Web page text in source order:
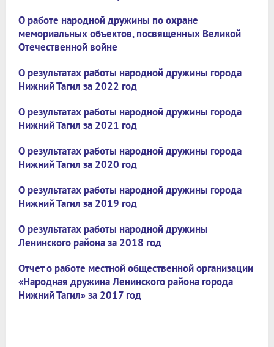
О работе народной дружины по охране
мемориальных объектов, посвященных Великой
Отечественной войне
О результатах работы народной дружины города
Нижний Тагил за 2022 год
О результатах работы народной дружины города
Нижний Тагил за 2021 год
О результатах работы народной дружины города
Нижний Тагил за 2020 год
О результатах работы народной дружины города
Нижний Тагил за 2019 год
О результатах работы народной дружины
Ленинского района за 2018 год
Отчет о работе местной общественной организации
«Народная дружина Ленинского района города
Нижний Тагил» за 2017 год